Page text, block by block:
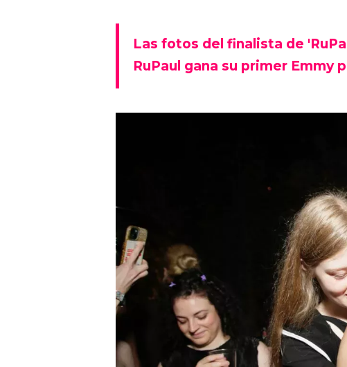
Las fotos del finalista de
RuPaul gana su primer Emmy